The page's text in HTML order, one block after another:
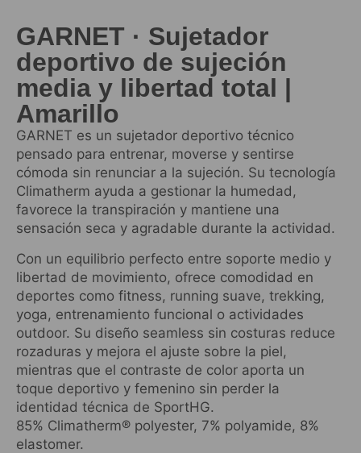
GARNET · Sujetador
deportivo de sujeción
media y libertad total |
Amarillo
GARNET es un sujetador deportivo técnico
pensado para entrenar, moverse y sentirse
cómoda sin renunciar a la sujeción. Su tecnología
Climatherm ayuda a gestionar la humedad,
favorece la transpiración y mantiene una
sensación seca y agradable durante la actividad.
Con un equilibrio perfecto entre soporte medio y
libertad de movimiento, ofrece comodidad en
deportes como fitness, running suave, trekking,
yoga, entrenamiento funcional o actividades
outdoor. Su diseño seamless sin costuras reduce
rozaduras y mejora el ajuste sobre la piel,
mientras que el contraste de color aporta un
toque deportivo y femenino sin perder la
identidad técnica de SportHG.
85% Climatherm® polyester, 7% polyamide, 8%
elastomer.